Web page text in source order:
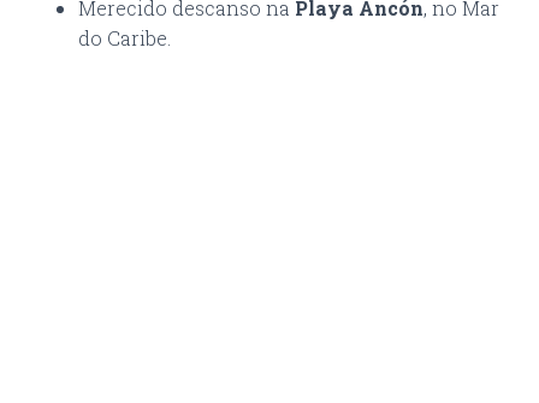
Merecido descanso na Playa Ancón, no Mar
do Caribe.